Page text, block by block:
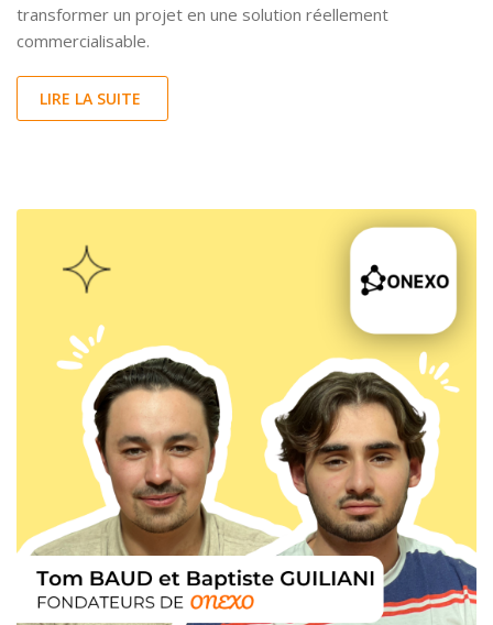
transformer un projet en une solution réellement
commercialisable.
LIRE LA SUITE